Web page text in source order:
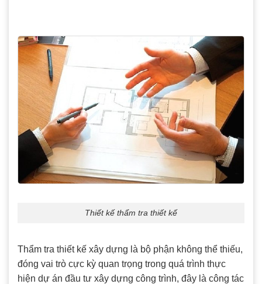
Thiết kế thẩm tra thiết kế
Thẩm tra thiết kế xây dựng là bộ phận không thể thiếu,
đóng vai trò cực kỳ quan trọng trong quá trình thực
hiện dự án đầu tư xây dựng công trình, đây là công tác